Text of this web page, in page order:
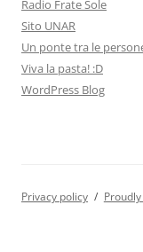
Radio Frate Sole
Sito UNAR
Un ponte tra le
Viva la pasta! :D
WordPress Blog
Privacy policy